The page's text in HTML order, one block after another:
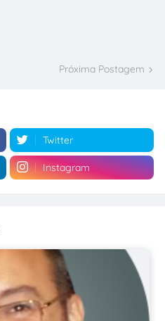
Próxima Postagem
Twitter
Instagram